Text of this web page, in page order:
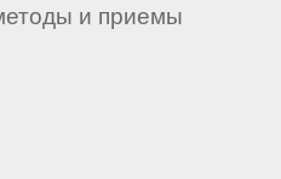
и приемы